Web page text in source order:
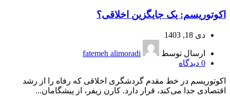
اکوتوریسم: یک جایگزین اخلاقی؟
دی 18, 1403
ارسال توسط
fatemeh alimoradi
0 دیدگاه
اکوتوریسم در خط مقدم گردشگری اخلاقی که رفاه را از رشد
اقتصادی جدا می‌کند، قرار دارد. کارن زیفر، از پیشگامان...